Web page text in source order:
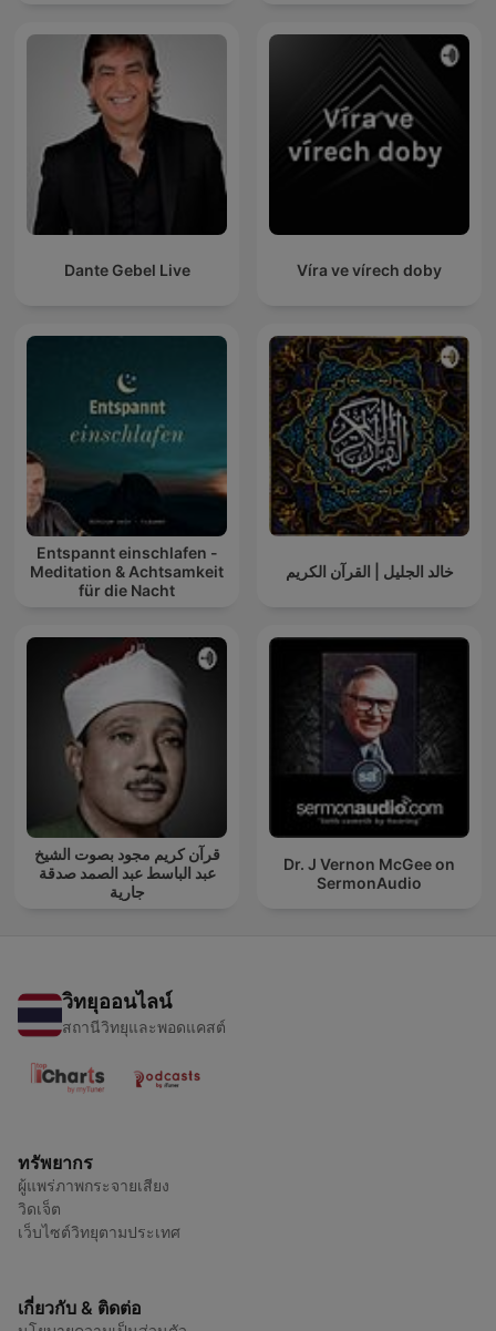
Dante Gebel Live Víra ve vírech doby
Entspannt einschlafen -
Meditation & Achtsamkeit
für die Nacht
خالد الجليل | القرآن الكريم
قرآن كريم مجود بصوت الشيخ
عبد الباسط عبد الصمد صدقة
جارية
Dr. J Vernon McGee on
SermonAudio
วิทยุออนไลน์
สถานีวิทยุและพอดแคสต์
ทรัพยากร
ผู้แพร่ภาพกระจายเสียง
วิดเจ็ต
เว็บไซต์วิทยุตามประเทศ
เกี่ยวกับ & ติดต่อ